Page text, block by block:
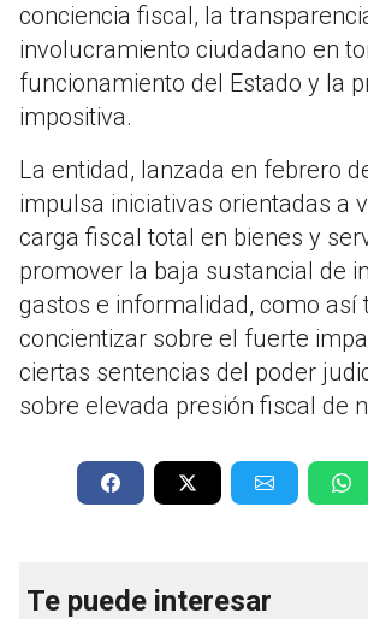
conciencia fiscal, la
involucramiento ciudadano en
funcionamiento del Estado y la
impositiva.
La entidad, lanzada en febrero
impulsa iniciativas orientadas a
carga fiscal total en bienes y
promover la baja sustancial de
gastos e informalidad, como así
concientizar sobre el fuerte
ciertas sentencias del poder
sobre elevada presión fiscal de
Te puede interesar